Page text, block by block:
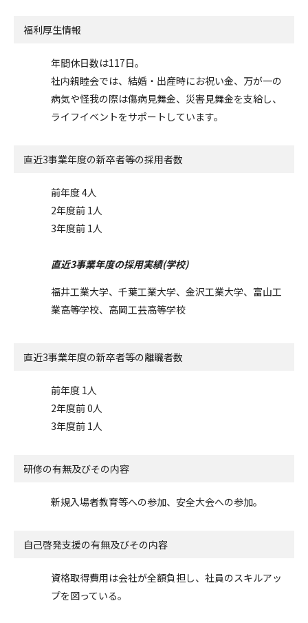
福利厚生情報
年間休日数は117日。
社内親睦会では、結婚・出産時にお祝い金、万が一の
病気や怪我の際は傷病見舞金、災害見舞金を支給し、
ライフイベントをサポートしています。
直近3事業年度の新卒者等の採用者数
前年度 4人
2年度前 1人
3年度前 1人
直近3事業年度の採用実績(学校)
福井工業大学、千葉工業大学、金沢工業大学、富山工
業高等学校、高岡工芸高等学校
直近3事業年度の新卒者等の離職者数
前年度 1人
2年度前 0人
3年度前 1人
研修の有無及びその内容
新規入場者教育等への参加、安全大会への参加。
自己啓発支援の有無及びその内容
資格取得費用は会社が全額負担し、社員のスキルアッ
プを図っている。